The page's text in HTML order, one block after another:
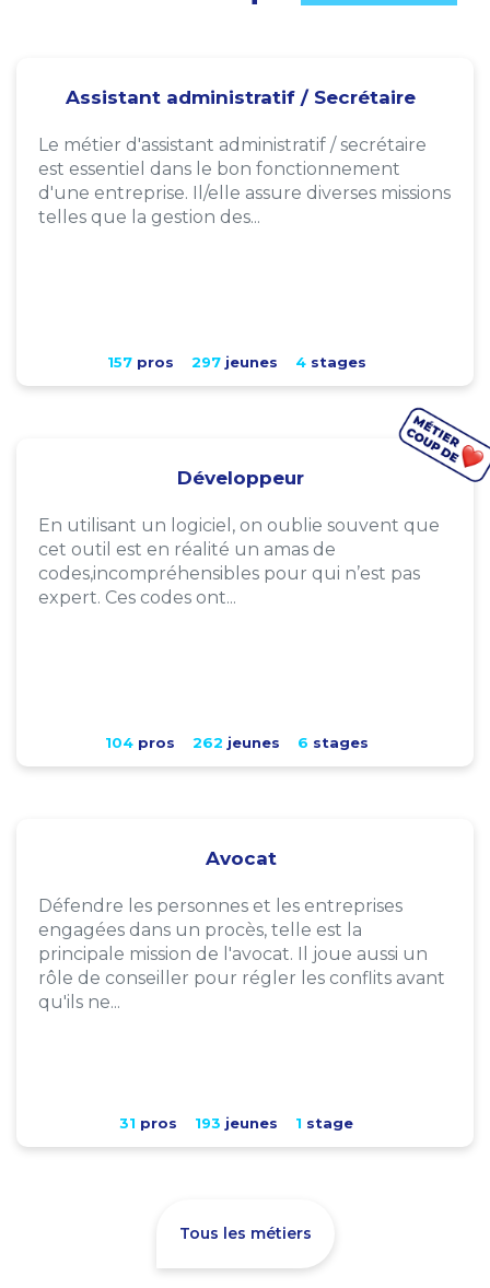
Assistant administratif / Secrétaire
Le métier d'assistant administratif / secrétaire
est essentiel dans le bon fonctionnement
d'une entreprise. Il/elle assure diverses missions
telles que la gestion des...
157pros 297jeunes 4stages
Développeur
En utilisant un logiciel, on oublie souvent que
cet outil est en réalité un amas de
codes,incompréhensibles pour qui n’est pas
expert. Ces codes ont...
104pros 262 jeunes 6 stages
Avocat
Défendre les personnes et les entreprises
engagées dans un procès, telle est la
principale mission de l'avocat. Il joue aussi un
rôle de conseiller pour régler les conflits avant
qu'ils ne...
31 pros 193 jeunes 1 stage
Tous les métiers